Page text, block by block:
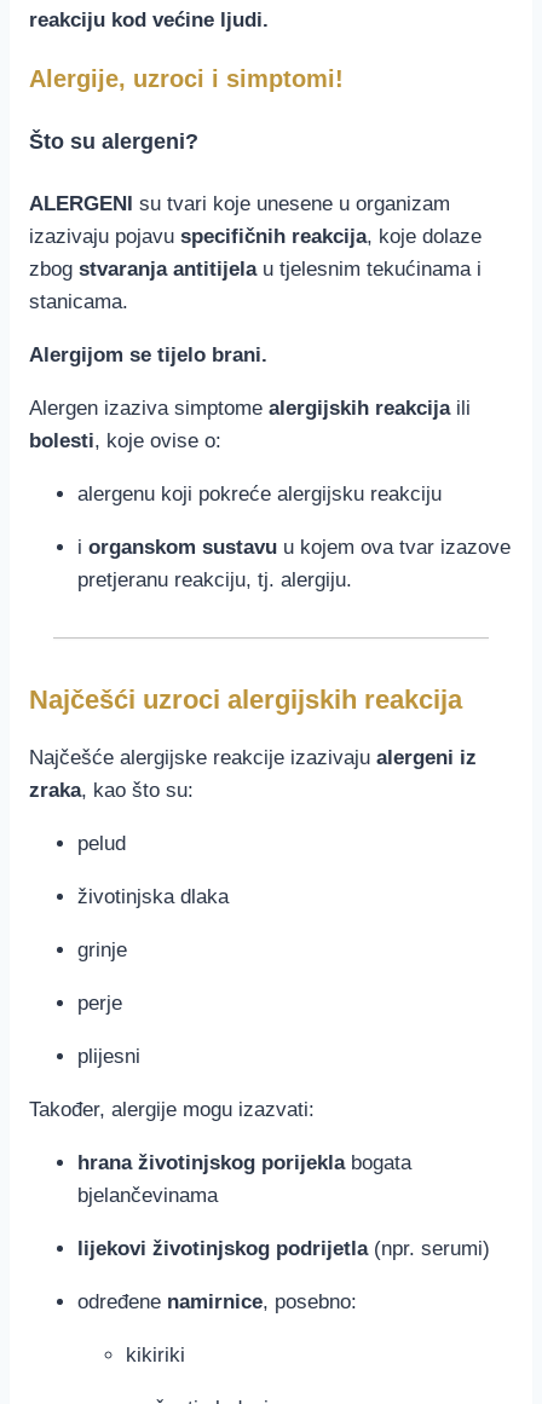
reakciju kod većine ljudi.
Alergije, uzroci i simptomi!
Što su alergeni?
ALERGENI su tvari koje unesene u organizam
izazivaju pojavu specifičnih reakcija, koje dolaze
zbog stvaranja antitijelau tjelesnim tekućinama i
stanicama.
Alergijom se tijelo brani.
Alergen izaziva simptome alergijskih reakcijaili
bolesti, koje ovise o:
alergenu koji pokreće alergijsku reakciju
i organskom sustavu u kojem ova tvar izazove
pretjeranu reakciju, tj. alergiju.
Najčešći uzroci alergijskih reakcija
Najčešće alergijske reakcije izazivaju alergeni iz
zraka, kao što su:
pelud
životinjska dlaka
grinje
perje
plijesni
Također, alergije mogu izazvati:
hrana životinjskog porijeklabogata
bjelančevinama
lijekovi životinjskog podrijetla(npr. serumi)
određene namirnice, posebno:
kikiriki